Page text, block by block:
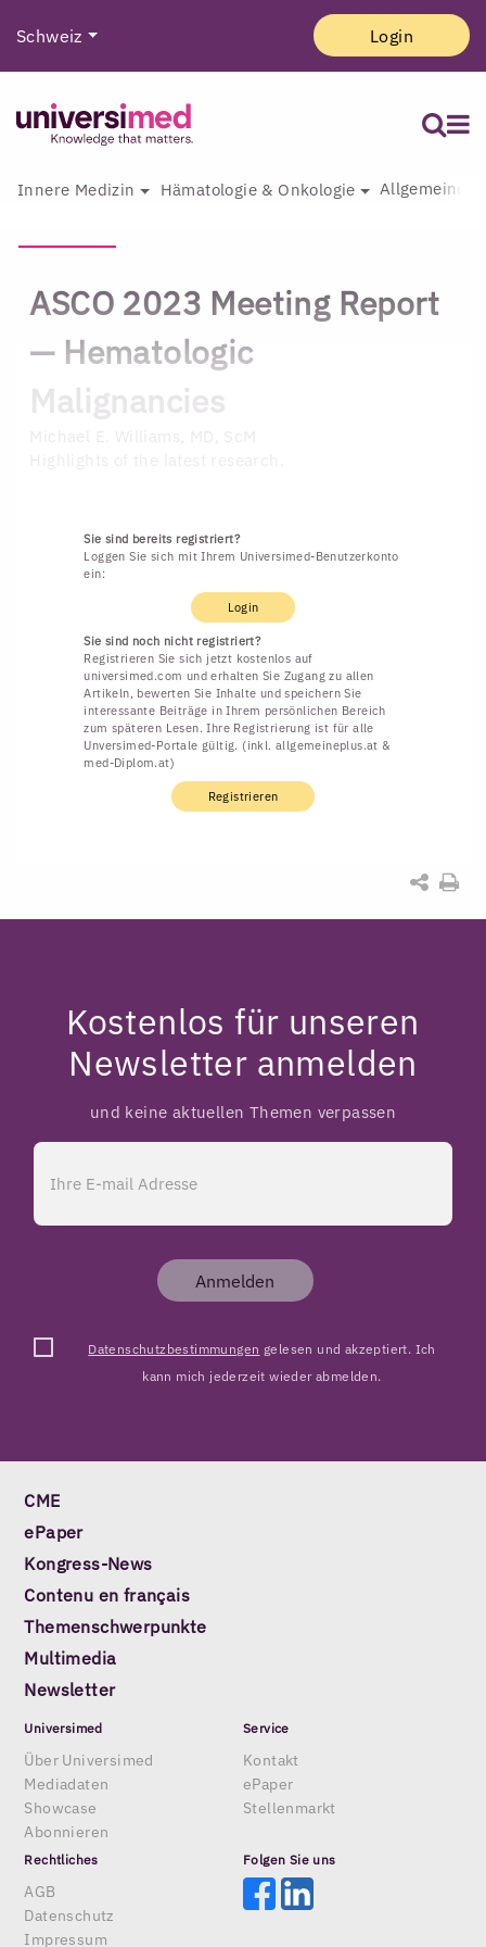
Schweiz Login
Innere Medizin Hämatologie & Onkologie Allgemeine
ASCO 2023 Meeting Report
— Hematologic
Malignancies
Sie sind bereits registriert?
Loggen Sie sich mit Ihrem Universimed-Benutzerkonto
ein:
Login
Sie sind noch nicht registriert?
Registrieren Sie sich jetzt kostenlos auf
universimed.com und erhalten Sie Zugang zu allen
Artikeln, bewerten Sie Inhalte und speichern Sie
interessante Beiträge in Ihrem persönlichen Bereich
zum späteren Lesen. Ihre Registrierung ist für alle
Unversimed-Portale gültig. (inkl. allgemeineplus.at &
med-Diplom.at)
Registrieren
Kostenlos für unseren
Newsletter anmelden
und keine aktuellen Themen verpassen
Anmelden
Datenschutzbestimmungen gelesen und akzeptiert. Ich
kann mich jederzeit wieder abmelden.
CME
ePaper
Kongress-News
Contenu en français
Themenschwerpunkte
Multimedia
Newsletter
Universimed
Über Universimed
Mediadaten
Showcase
Abonnieren
Service
Kontakt
ePaper
Stellenmarkt
Rechtliches
AGB
Datenschutz
Impressum
Folgen Sie uns